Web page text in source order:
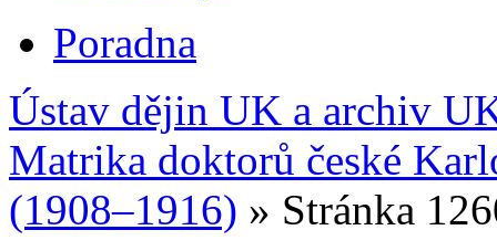
Poradna
Ústav dějin UK a archiv
Matrika doktorů české
(1908–1916) » Stránka